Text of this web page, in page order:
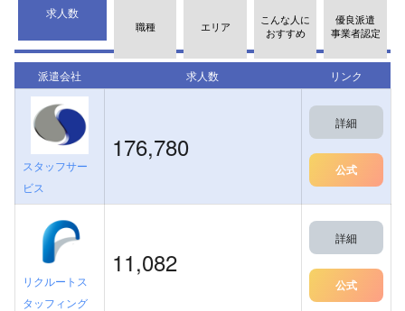
求人数
職種 エリア
こんな人に
おすすめ
優良派遣
事業者認定
派遣会社 求人数 リンク
スタッフサー
ビス
176,780
詳細
公式
リクルートス
タッフィング
11,082
詳細
公式